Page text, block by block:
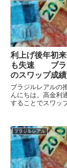
利上げ後年初
も失速 ブラ
のスワップ成
週）
ブラジルレアルの
んにちは。高金利
することでスワッ
銀は9月から金利
ルに入っていて、
を0.25%引き上げ
ます。6月15日週
ブラジルレアル